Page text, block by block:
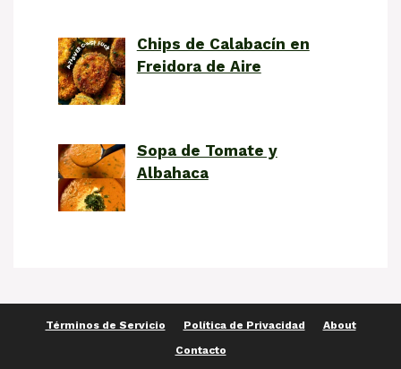
Chips de Calabacín en
Freidora de Aire
Sopa de Tomate y
Albahaca
Términos de Servicio Política de Privacidad
About
Contacto